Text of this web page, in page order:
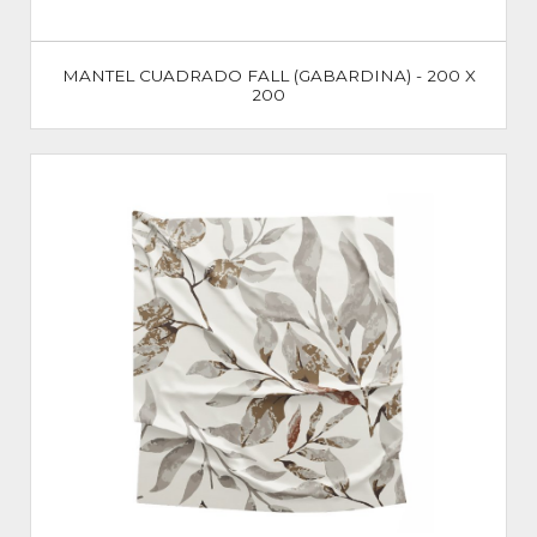
MANTEL CUADRADO FALL (GABARDINA) - 200 X
200